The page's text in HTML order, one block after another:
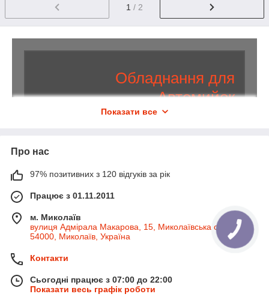
1 / 2
Обладнання для
Автомийок
Веоикий выбір обладнання по доступній вартості.
Підбір фінансової програми. Знижки на слідуючий
заказ, акції та подарунки до кожної покупки.
Перше ТО — безкоштовно.
Показати все
Про нас
97% позитивних з 120 відгуків за рік
Працює з 01.11.2011
м. Миколаїв
вулиця Адмірала Макарова, 15, Миколаївська область,
54000, Миколаїв, Україна
Контакти
Сьогодні працює з 07:00 до 22:00
Показати весь графік роботи